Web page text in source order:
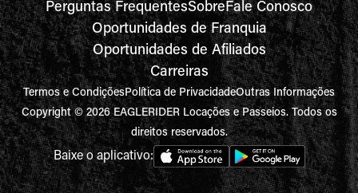
Perguntas FrequentesSobreFale Conosco
Oportunidades de Franquia
Oportunidades de Afiliados
Carreiras
Termos e CondiçõesPolítica de PrivacidadeOutras Informações
Copyright © 2026 EAGLERIDER Locações e Passeios. Todos os
direitos reservados.
Baixe o aplicativo: